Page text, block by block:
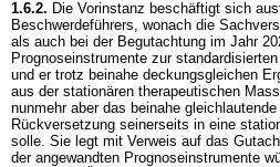
1.6.2. Die Vorinstanz beschäftigt sich
Beschwerdeführers, wonach die
als auch bei der Begutachtung im Jahr
Prognoseinstrumente zur
und er trotz beinahe deckungsgleichen
aus der stationären therapeutischen
nunmehr aber das beinahe
Rückversetzung seinerseits in eine
solle. Sie legt mit Verweis auf das
der angewandten Prognoseinstrumente